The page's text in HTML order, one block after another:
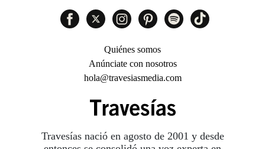
Travesías nació en agosto de 2001 y desde
Quiénes somos
Anúnciate con nosotros
hola@travesiasmedia.com